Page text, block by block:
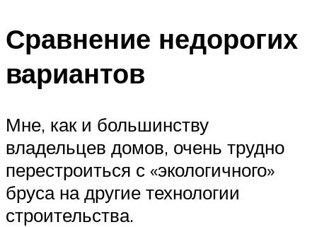
Сравнение недорогих
вариантов
Мне, как и большинству
владельцев домов, очень трудно
перестроиться с «экологичного»
бруса на другие технологии
строительства.